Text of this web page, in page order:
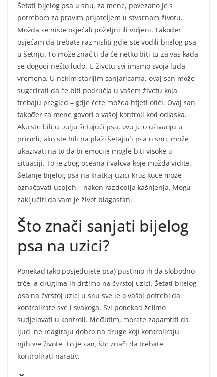
Šetati bijelog psa u snu, za mene, povezano je s
potrebom za pravim prijateljem u stvarnom životu.
Možda se niste osjećali poželjni ili voljeni. Također
osjećam da trebate razmisliti gdje ste vodili bijelog psa
u šetnju. To može značiti da će netko biti tu za vas kada
se dogodi nešto ludo. U životu svi imamo svoja luda
vremena. U nekim starijim sanjaricama, ovaj san može
sugerirati da će biti područja u vašem životu koja
trebaju pregled – gdje ćete možda htjeti otići. Ovaj san
također za mene govori o vašoj kontroli kod odlaska.
Ako ste bili u polju šetajući psa, ovo je o uživanju u
prirodi, ako ste bili na plaži šetajući psa u snu, može
ukazivati na to da bi emocije mogle biti visoke u
situaciji. To je zbog oceana i valova koje možda vidite.
Šetanje bijelog psa na kratkoj uzici kroz kuće može
označavati uspjeh – nakon razdoblja kašnjenja. Mogu
zaključiti da vam je život blagostan.
Što znači sanjati bijelog
psa na uzici?
Ponekad (ako posjedujete psa) pustimo ih da slobodno
trče, a drugima ih držimo na čvrstoj uzici. Šetati bijelog
psa na čvrstoj uzici u snu sve je o vašoj potrebi da
kontrolirate sve i svakoga. Svi ponekad želimo
sudjelovati u kontroli. Međutim, morate zapamtiti da
ljudi ne reagiraju dobro na druge koji kontroliraju
njihove živote. To je san, što znači da trebate
kontrolirati narativ.